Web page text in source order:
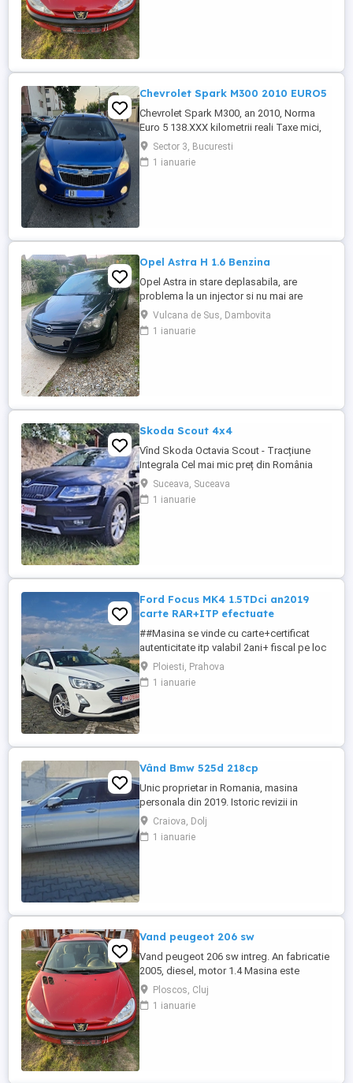
Chevrolet Spark M300 2010 EURO5
Chevrolet Spark M300, an 2010, Norma
Euro 5 138.XXX kilometrii reali Taxe mici,
consum mic 5-6% in oras, costuri mici de
intretinere Dotari: -Motor 1.0 16v 68cp,
Euro 5, Distributie Lant -AC manual
Sector 3, Bucuresti
1 ianuarie
Opel Astra H 1.6 Benzina
Opel Astra in stare deplasabila, are
problema la un injector si nu mai are
putere dar se poate deplasa, pretul este
negociabil la fata locului, masina are si
instalație Gpl omologată.
Vulcana de Sus, Dambovita
1 ianuarie
Skoda Scout 4x4
Vînd Skoda Octavia Scout - Tracțiune
Integrala Cel mai mic preț din România
pentru acest model !!!!!!!!!! Consum 5,9 pe
ultimii 1000 km Pilot automat Euro 6 fără
adblue Xenon & LED Start-Stop Dublu
Suceava, Suceava
1 ianuarie
Ford Focus MK4 1.5TDci an2019
carte RAR+ITP efectuate
##Masina se vinde cu carte+certificat
autenticitate itp valabil 2ani+ fiscal pe loc
## -Ford Focus MK4-1.5TDci 95cp DIESEL
EURO 6 an2019 fără AD Blue -245.000KM
Reali 100% (istoric verificat ),Carte
Ploiesti, Prahova
1 ianuarie
Vând Bmw 525d 218cp
Unic proprietar in Romania, masina
personala din 2019. Istoric revizii in
service autorizat (deține facturile). BMW
525D Facelift Euro6, motorizare 2.0
Biturbo 218 cp, cutie automata cu
Craiova, Dolj
1 ianuarie
Vand peugeot 206 sw
Vand peugeot 206 sw intreg. An fabricatie
2005, diesel, motor 1.4 Masina este
radiata. Pentru mai multe detalii va rog
sunati la nr. de telefon afisat:
Ploscos, Cluj
1 ianuarie